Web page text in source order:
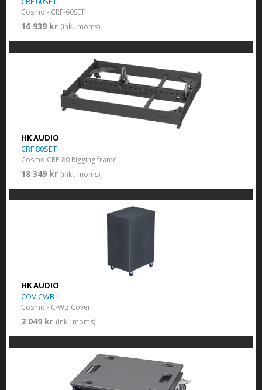
Cosmo - CRF-60SET
16 939 kr (inkl. moms)
HK AUDIO
CRF 80SET
Cosmo CRF-80 Rigging frame
18 349 kr (inkl. moms)
HK AUDIO
COV CWB
Cosmo - C-WB Cover
2 049 kr (inkl. moms)